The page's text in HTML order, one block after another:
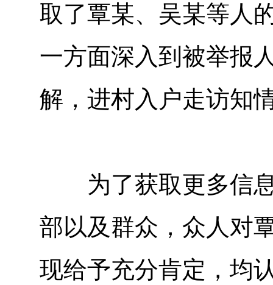
取了覃某、吴某等人
一方面深入到被举报
解，进村入户走访知
为了获取更多信息
部以及群众，众人对
现给予充分肯定，均